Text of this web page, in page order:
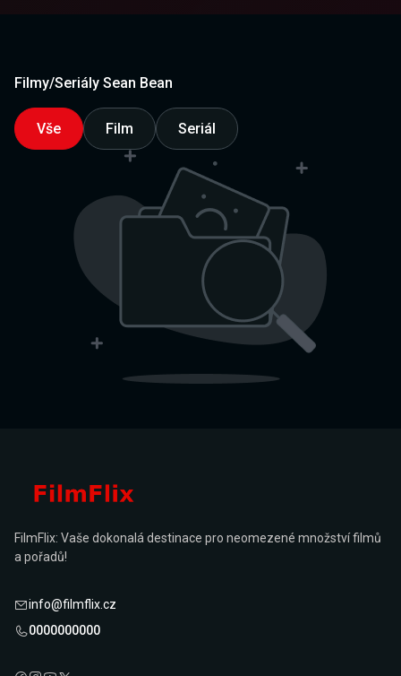
Filmy/Seriály Sean Bean
Vše Film Seriál
FilmFlix: Vaše dokonalá destinace pro neomezené množství filmů
a pořadů!
info@filmflix.cz
0000000000